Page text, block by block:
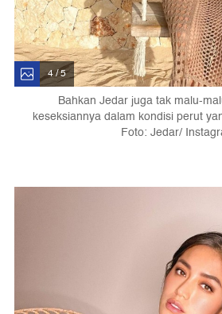
4 / 5
Bahkan Jedar juga tak malu-
keseksiannya dalam kondisi perut
Foto: Jedar/